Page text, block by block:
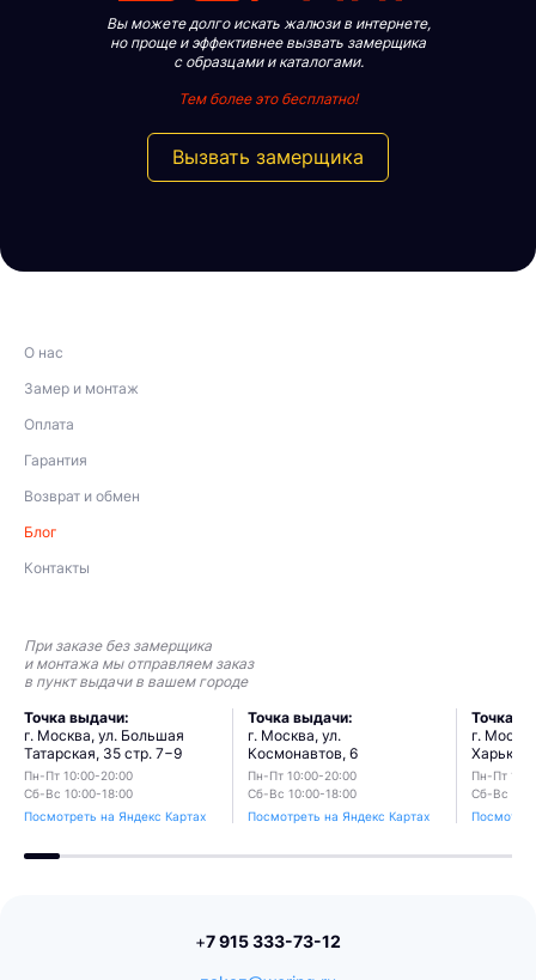
Вы можете долго искать жалюзи в интернете,
но проще и эффективнее вызвать замерщика
с образцами и каталогами.
Тем более это бесплатно!
Вызвать замерщика
О нас
Замер и монтаж
Оплата
Гарантия
Возврат и обмен
Блог
Контакты
При заказе без замерщика
и монтажа мы отправляем заказ
в пункт выдачи в вашем городе
Точка выдачи:
г. Москва, ул. Большая
Татарская, 35 стр. 7−9
Пн-Пт 10:00-20:00
Сб-Вс 10:00-18:00
Посмотреть на Яндекс Картах
Точка выдачи:
г. Москва, ул.
Космонавтов, 6
Пн-Пт 10:00-20:00
Сб-Вс 10:00-18:00
Посмотреть на Яндекс Картах
Точка
г.
Пн-Пт
Сб-Вс
+7 915 333-73-12